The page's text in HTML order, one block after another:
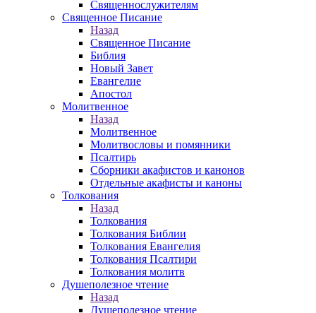
Священнослужителям
Священное Писание
Назад
Священное Писание
Библия
Новый Завет
Евангелие
Апостол
Молитвенное
Назад
Молитвенное
Молитвословы и помянники
Псалтирь
Сборники акафистов и канонов
Отдельные акафисты и каноны
Толкования
Назад
Толкования
Толкования Библии
Толкования Евангелия
Толкования Псалтири
Толкования молитв
Душеполезное чтение
Назад
Душеполезное чтение